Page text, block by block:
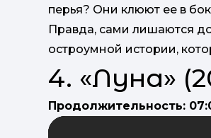
перья? Они клюют ее в
Правда, сами лишаются
остроумной истории,
4. «Луна»
Продолжительность: